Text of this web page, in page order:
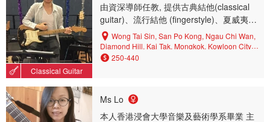
Classical Guitar
由資深導師任教, 提供古典結他(classical
guitar)、流行結他 (fingerstyle)、夏威夷小
結他 (ukulele)及樂理(theory)課程 持有八
級音樂証書,作曲系文憑及有豐富教學經驗
經常在不同場合演出及舉辦活動 現於中、
學校結他樂團團
Wong Tai Sin, San Po Kong, Ngau Chi Wan,
Diamond Hill, Kai Tak, Mongkok, Kowloon City,
Kwun Tong, Ngau Tau Kok, Hung Hom, Kowloon
250-440
Ms Lo
本人香港浸會大學音樂及藝術學系畢業 主